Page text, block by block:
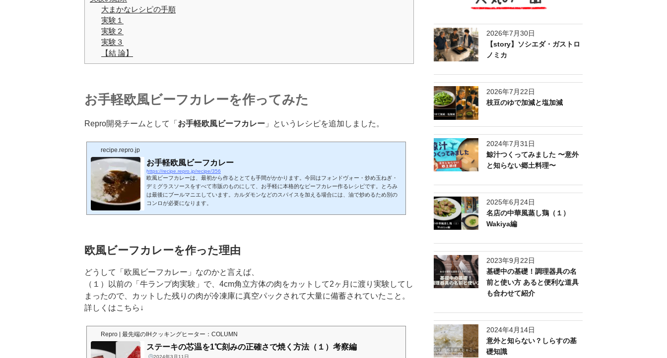
大まかなレシピの手順
実験１
実験２
実験３
【結 論】
お手軽欧風ビーフカレーを作ってみた
Repro開発チームとして「 お手軽欧風ビーフカレー 」というレシピを追加しました。
recipe.repro.jp
お手軽欧風ビーフカレー
https://recipe.repro.jp/recipe/356
欧風ビーフカレーは、最初から作るととても手間がかかります。今回はフォンドヴォー・炒め玉ねぎ・
デミグラスソースをすべて市販のものにして、お手軽に本格的なビーフカレー作るレシピです。とろみ
は最後にブールマニエしています。カルダモンなどのスパイスを加える場合には、油で炒めるため別の
コンロが必要になります。
欧風ビーフカレーを作った理由
どうして「欧風ビーフカレー」なのかと言えば、
（１）以前の「牛ランプ肉実験」で、4cm角立方体の肉をカットして2ヶ月に渡り実験してし
まったので、カットした残りの肉が冷凍庫に真空パックされて大量に備蓄されていたこと。
詳しくはこちら↓
Repro | 最先端のIHクッキングヒーター：COLUMN
ステーキの芯温を1℃刻みの正確さで焼く方法（１）考察編
2024年3月11日
2026年7月30日
【story】ソシエダ・ガストロ
ノミカ
2026年7月22日
枝豆のゆで加減と塩加減
2024年7月31日
鯨汁つくってみました 〜意外
と知らない郷土料理〜
2025年6月24日
名店の中華風蒸し鶏（１）
Wakiya編
2023年9月22日
基礎中の基礎！調理器具の名
前と使い方 あると便利な道具
も合わせて紹介
2024年4月14日
意外と知らない？しらすの基
礎知識